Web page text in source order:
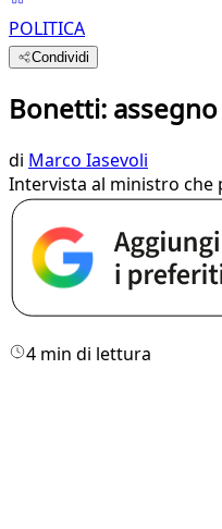
POLITICA
Condividi
Bonetti:
di Marco Iasevoli
Intervista al ministro che
4 min di lettura